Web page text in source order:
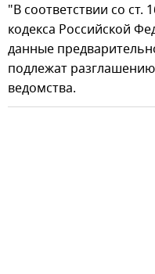
"В соответствии со ст.
кодекса Российской
данные
подлежат
ведомства.